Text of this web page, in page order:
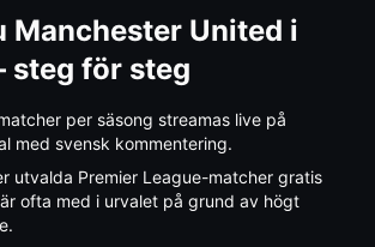
Manchester United i
steg för steg
per säsong streamas live på
med svensk kommentering.
utvalda Premier League-matcher gratis
ofta med i urvalet på grund av högt